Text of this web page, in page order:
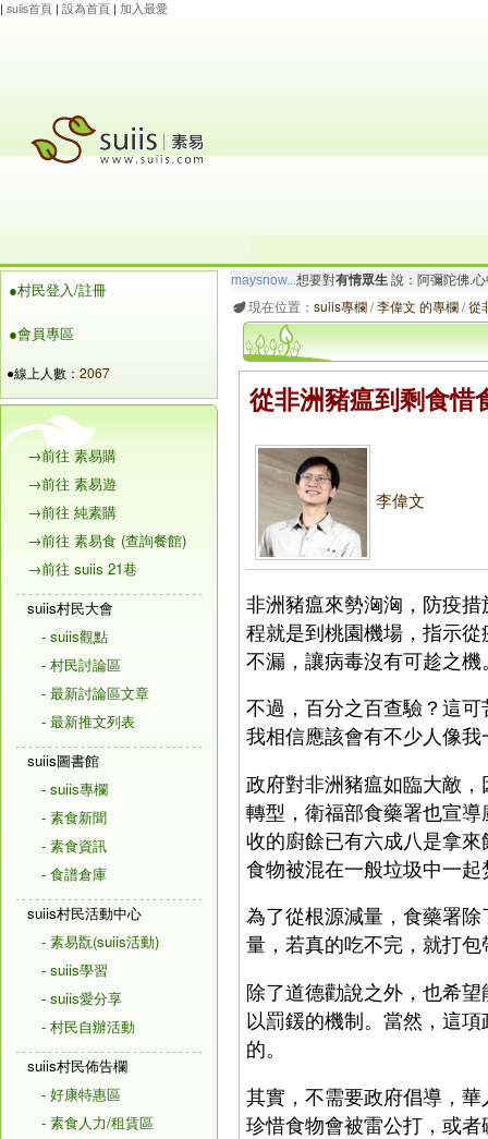
| suiis首頁 | 設為首頁 | 加入最愛
●村民登入/註冊
●會員專區
●線上人數： 2067
→前往 素易購
→前往 素易遊
→前往 純素購
→前往 素易食 (查詢餐館)
→前往 suiis 21巷
suiis村民大會
- suiis觀點
- 村民討論區
- 最新討論區文章
- 最新推文列表
suiis圖書館
- suiis專欄
- 素食新聞
- 素食資訊
- 食譜倉庫
suiis村民活動中心
- 素易翫(suiis活動)
- suiis學習
- suiis愛分享
- 村民自辦活動
suiis村民佈告欄
- 好康特惠區
- 素食人力/租賃區
maysnow...想要對有情眾生說：阿彌陀佛.
現在位置： suiis專欄/李偉文 的專欄/從
從非洲豬瘟到剩食惜
李偉文
非洲豬瘟來勢洶洶，防疫
程就是到桃園機場，指示
不漏，讓病毒沒有可趁之機
不過，百分之百查驗？這
我相信應該會有不少人像
政府對非洲豬瘟如臨大敵
轉型，衛福部食藥署也宣
收的廚餘已有六成八是拿
食物被混在一般垃圾中一
為了從根源減量，食藥署
量，若真的吃不完，就打
除了道德勸說之外，也希
以罰鍰的機制。當然，這
的。
其實，不需要政府倡導，
珍惜食物會被雷公打，或